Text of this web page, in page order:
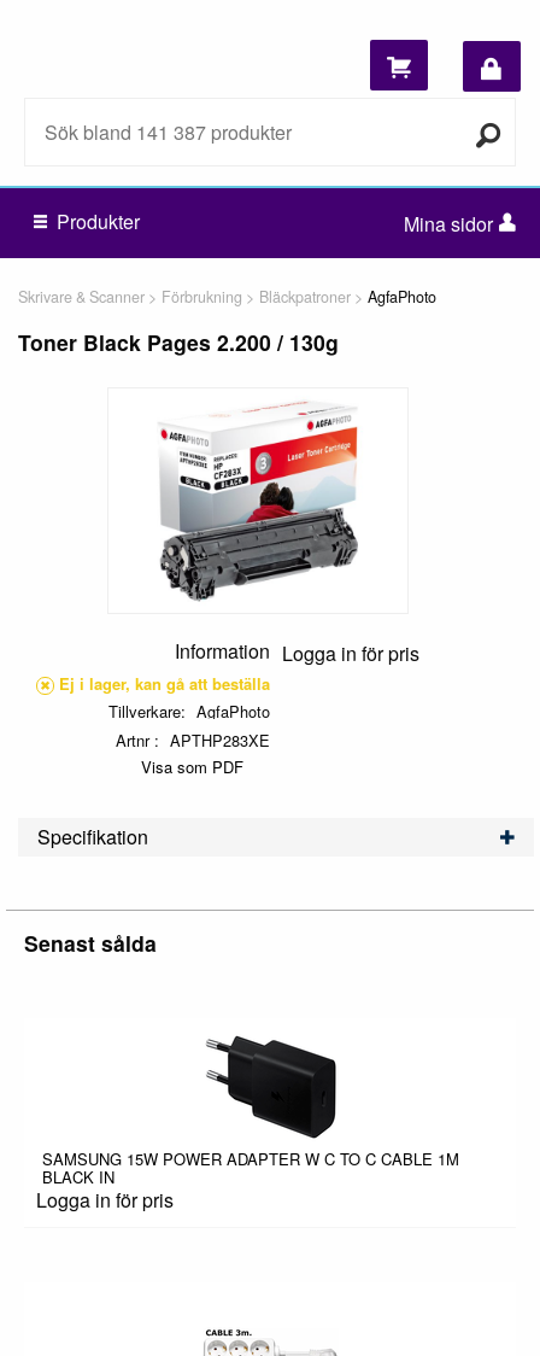
Produkter Mina sidor
Skrivare & Scanner Förbrukning Bläckpatroner AgfaPhoto
Toner Black Pages 2.200 / 130g
Information
Ej i lager, kan gå att beställa
Tillverkare
AgfaPhoto
Artnr
APTHP283XE
Visa som PDF
Logga in för pris
Specifikation
Senast sålda
SAMSUNG 15W POWER ADAPTER W C TO C CABLE 1M
BLACK IN
Logga in för pris